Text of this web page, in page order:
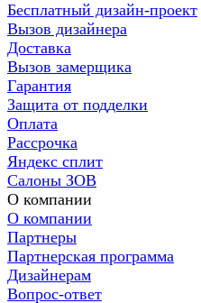
Бесплатный дизайн-проект
Вызов дизайнера
Доставка
Вызов замерщика
Гарантия
Защита от подделки
Оплата
Рассрочка
Яндекс сплит
Салоны ЗОВ
О компании
О компании
Партнеры
Партнерская программа
Дизайнерам
Вопрос-ответ